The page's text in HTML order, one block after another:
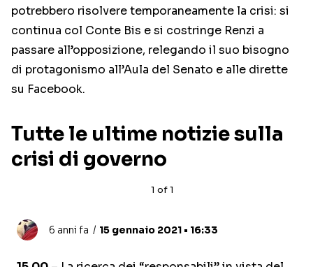
potrebbero risolvere temporaneamente la crisi: si
continua col Conte Bis e si costringe Renzi a
passare all’opposizione, relegando il suo bisogno
di protagonismo all’Aula del Senato e alle dirette
su Facebook.
Tutte le ultime notizie sulla
crisi di governo
1 of1
6 anni fa 15 gennaio 2021 • 16:33